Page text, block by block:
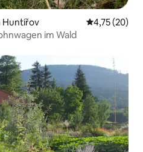
Huntířov
4,75 (20)
im Wald